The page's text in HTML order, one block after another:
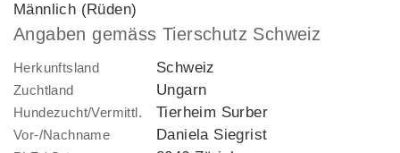
Männlich (Rüden)
Angaben gemäss Tierschutz Schweiz
Herkunftsland Schweiz
Zuchtland Ungarn
Hundezucht/Vermittl. Tierheim Surber
Vor-/Nachname Daniela Siegrist